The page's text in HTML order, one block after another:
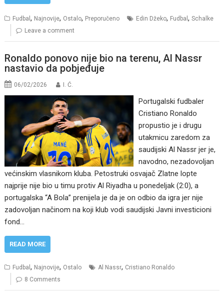
Fudbal, Najnovije, Ostalo, Preporučeno Edin Džeko, Fudbal,Schalke
Leave a comment
Ronaldo ponovo nije bio na terenu, Al Nassr
nastavio da pobjeđuje
06/02/2026 I. Ć.
Portugalski fudbaler
Cristiano Ronaldo
propustio je i drugu
utakmicu zaredom za
saudijski Al Nassr jer je,
navodno, nezadovoljan
većinskim vlasnikom kluba. Petostruki osvajač Zlatne lopte
najprije nije bio u timu protiv Al Riyadha u ponedeljak (2:0), a
portugalska “A Bola” prenijela je da je on odbio da igra jer nije
zadovoljan načinom na koji klub vodi saudijski Javni investicioni
fond…
READ MORE
Fudbal, Najnovije, Ostalo Al Nassr, Cristiano Ronaldo
8 Comments